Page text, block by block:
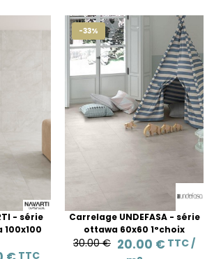
- série
TTC
-33%
Carrelage UNDEFASA - série
ottawa 60x60 1°choix
30.00 € 20.00 € TTC /